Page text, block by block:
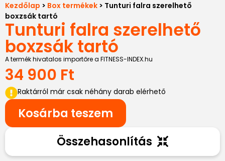
Kezdőlap > Box termékek > Tunturi falra szerelhető
boxzsák tartó
Tunturi falra szerelhető
boxzsák tartó
A termék hivatalos importőre a FITNESS-INDEX.hu
34 900 Ft
Raktárról már csak néhány darab elérhető
Kosárba teszem
Összehasonlítás